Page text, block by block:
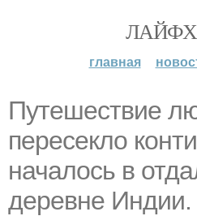
главная
Путешествие
пересекло
началось в
деревне Индии.